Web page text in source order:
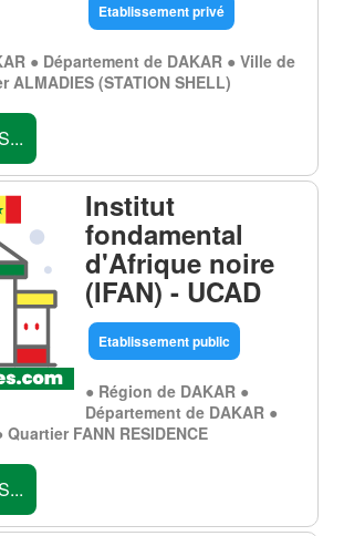
Etablissement privé
● Département de DAKAR ● Ville de
ALMADIES (STATION SHELL)
Institut
fondamental
d'Afrique noire
(IFAN) - UCAD
Etablissement public
● Région de DAKAR ●
Département de DAKAR ●
FANN RESIDENCE